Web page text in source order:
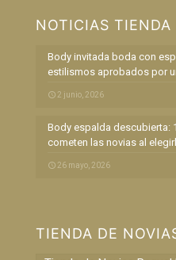
NOTICIAS TIENDA
Body invitada boda con
estilismos aprobados por
2 junio, 2026
Body espalda descubierta:
cometen las novias al
26 mayo, 2026
TIENDA DE